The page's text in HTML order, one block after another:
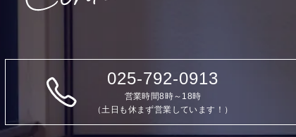
025-792-0913
営業時間8時～18時
（土日も休まず営業しています！）